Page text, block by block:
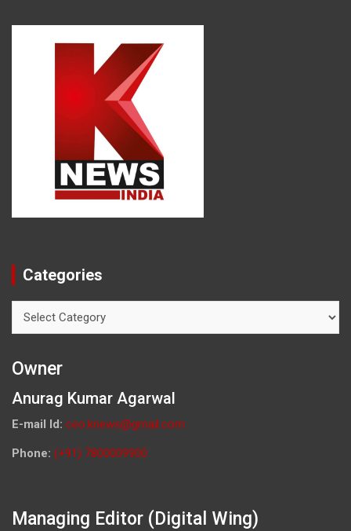
Categories
Owner
Anurag Kumar Agarwal
E-mail Id: ceo.knews@gmail.com
Phone: (+91) 7800009900
Managing Editor (Digital Wing)